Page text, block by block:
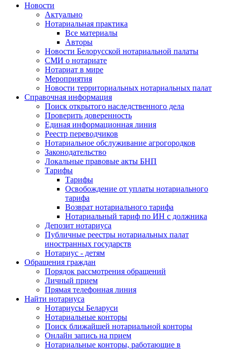
Новости
Актуально
Нотариальная практика
Все материалы
Авторы
Новости Белорусской нотариальной палаты
СМИ о нотариате
Нотариат в мире
Мероприятия
Новости территориальных нотариальных палат
Справочная информация
Поиск открытого наследственного дела
Проверить доверенность
Единая информационная линия
Реестр переводчиков
Нотариальное обслуживание агрогородков
Законодательство
Локальные правовые акты БНП
Тарифы
Тарифы
Освобождение от уплаты нотариального
тарифа
Возврат нотариального тарифа
Нотариальный тариф по ИН с должника
Депозит нотариуса
Публичные реестры нотариальных палат
иностранных государств
Нотариус - детям
Обращения граждан
Порядок рассмотрения обращений
Личный прием
Прямая телефонная линия
Найти нотариуса
Нотариусы Беларуси
Нотариальные конторы
Поиск ближайшей нотариальной конторы
Онлайн запись на прием
Нотариальные конторы, работающие в